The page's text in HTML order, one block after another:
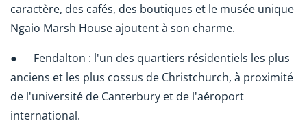
caractère, des cafés, des boutiques et le musée unique
Ngaio Marsh House ajoutent à son charme.
● Fendalton : l'un des quartiers résidentiels les plus
anciens et les plus cossus de Christchurch, à proximité
de l'université de Canterbury et de l'aéroport
international.